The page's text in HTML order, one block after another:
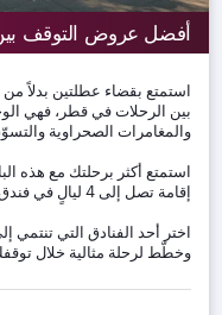
أفضل عروض التوقف
استمتع بقضاء عطلتين بدلاً
بين الرحلات في قطر، فهي
والمغامرات الصحراوية
استمتع أكثر برحلتك مع هذه
إقامة تصل إلى 4 ليالٍ في فندق، وجولات سياحية، وتجارب لا تُنسى.
وخطّط لرحلة مثالية خلال